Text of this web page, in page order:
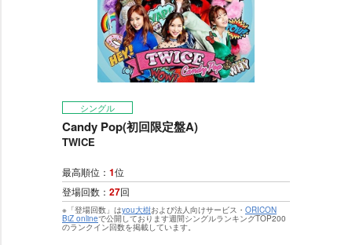
シングル
Candy Pop(初回限定盤A)
TWICE
最高順位： 1位
登場回数： 27回
※「登場回数」はyou大樹および法人向けサービス・ ORICON
BiZ onlineで公開しております週間シングルランキングTOP200
のランクイン回数を掲載しています。